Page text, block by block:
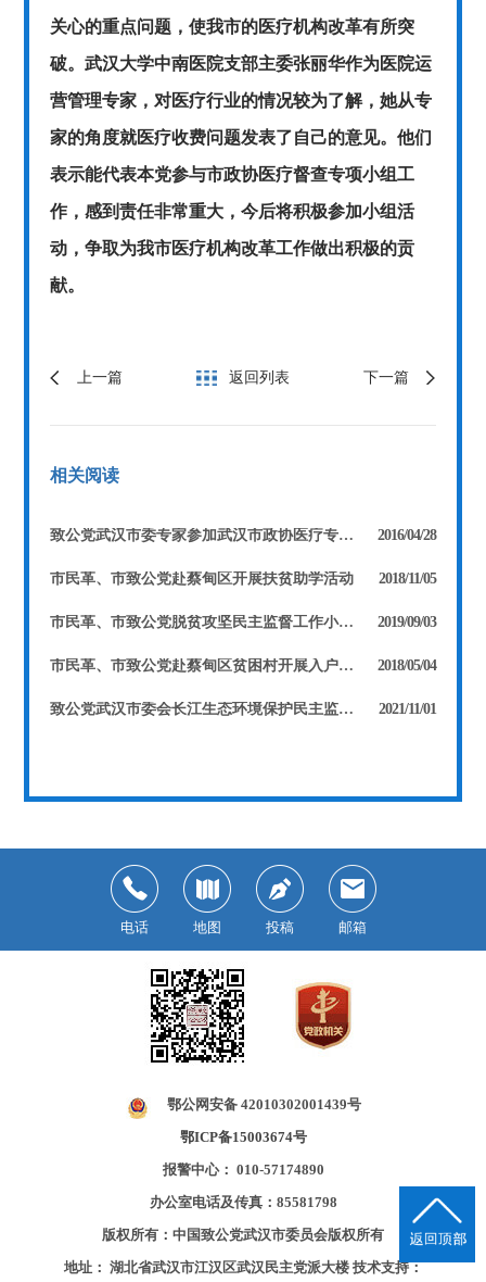
关心的重点问题，使我市的医疗机构改革有所突
破。武汉大学中南医院支部主委张丽华作为医院运
营管理专家，对医疗行业的情况较为了解，她从专
家的角度就医疗收费问题发表了自己的意见。他们
表示能代表本党参与市政协医疗督查专项小组工
作，感到责任非常重大，今后将积极参加小组活
动，争取为我市医疗机构改革工作做出积极的贡
献。
上一篇 返回列表 下一篇
相关阅读
致公党武汉市委专家参加武汉市政协医疗专项督查工作 2016/04/28
市民革、市致公党赴蔡甸区开展扶贫助学活动 2018/11/05
市民革、市致公党脱贫攻坚民主监督工作小组赴蔡甸开展扶贫慰问工作 2019/09/03
市民革、市致公党赴蔡甸区贫困村开展入户问卷调研 2018/05/04
致公党武汉市委会长江生态环境保护民主监督工作在青山区启动 2021/11/01
电话 地图 投稿 邮箱
鄂公网安备 42010302001439号
鄂ICP备15003674号
报警中心： 010-57174890
办公室电话及传真：85581798
版权所有：中国致公党武汉市委员会版权所有
地址： 湖北省武汉市江汉区武汉民主党派大楼技术支持：